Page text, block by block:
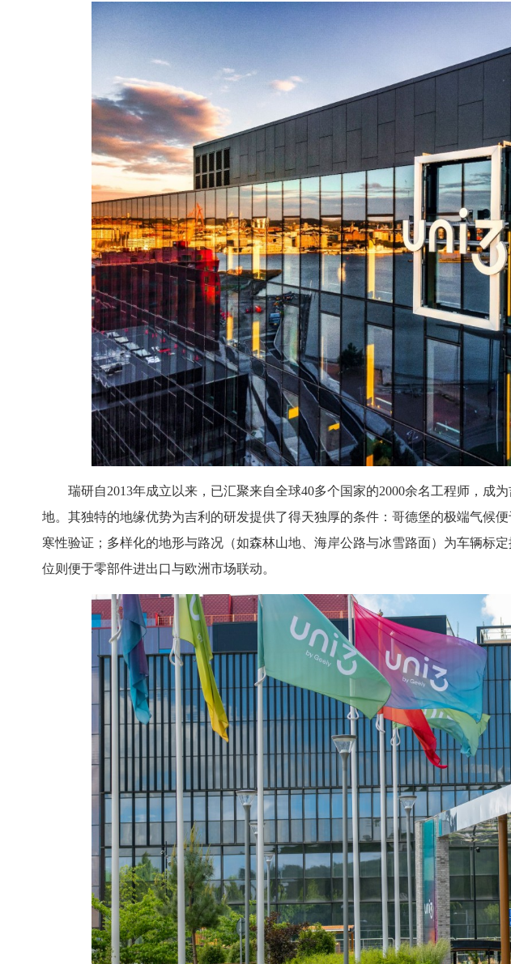
瑞研自2013年成立以来，已汇聚来自全球40多个国家的2000余名工程师，成
地。其独特的地缘优势为吉利的研发提供了得天独厚的条件：哥德堡的极端气候
寒性验证；多样化的地形与路况（如森林山地、海岸公路与冰雪路面）为车辆标
位则便于零部件进出口与欧洲市场联动。